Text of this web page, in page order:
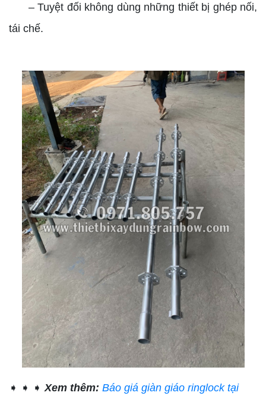
– Tuyệt đối không dùng những thiết bị ghép nối,
tái chế.
➧ ➧ ➧Xem thêm: Báo giá giàn giáo ringlock tại